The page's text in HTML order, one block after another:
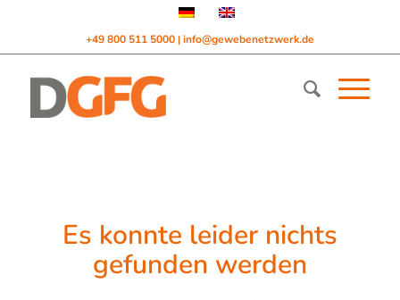
+49 800 511 5000 | info@gewebenetzwerk.de
Es konnte leider nichts
gefunden werden